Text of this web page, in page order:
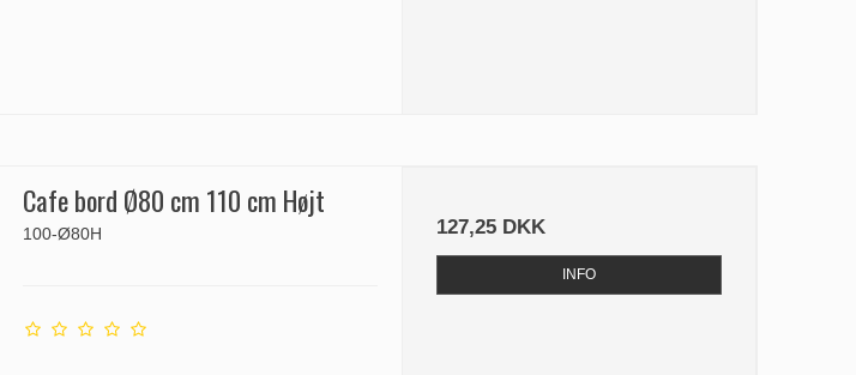
Cafe bord Ø80 cm 110 cm Højt
100-Ø80H 127,25 DKK
INFO